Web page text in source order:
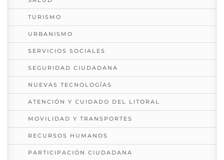
TURISMO
URBANISMO
SERVICIOS SOCIALES
SEGURIDAD CIUDADANA
NUEVAS TECNOLOGÍAS
ATENCIÓN Y CUIDADO DEL LITORAL
MOVILIDAD Y TRANSPORTES
RECURSOS HUMANOS
PARTICIPACIÓN CIUDADANA